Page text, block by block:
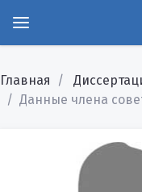
Главная
Данные члена